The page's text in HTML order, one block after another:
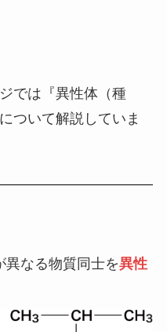
では『異性体（種
ついて解説していま
異なる物質同士を異性